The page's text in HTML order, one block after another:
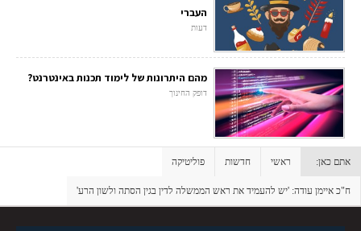
העברי
דעות
מהם היתרונות של לימוד תכנות באינטרנט?
דופק החינוך
אתם כאן: ראשי חדשות פוליטיקה
ח"כ איימן עודה: 'יש להעמיד את ראש הממשלה לדין בגין הסתה ולשון הרע'